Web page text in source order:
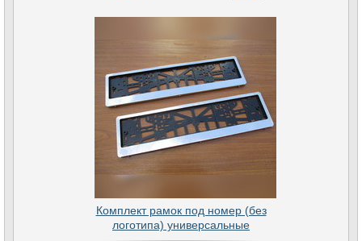
Комплект рамок под номер (без
логотипа) универсальные